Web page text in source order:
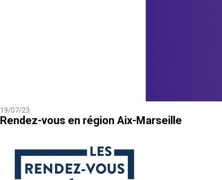
19/07/23
Rendez-vous en région Aix-Marseille